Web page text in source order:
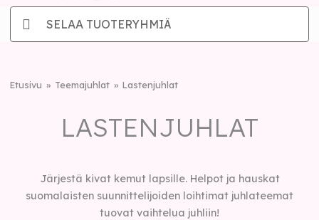
SELAA TUOTERYHMIÄ
Etusivu Teemajuhlat Lastenjuhlat
LASTENJUHLAT
Järjestä kivat kemut lapsille. Helpot ja hauskat
suomalaisten suunnittelijoiden loihtimat juhlateemat
tuovat vaihtelua juhliin!